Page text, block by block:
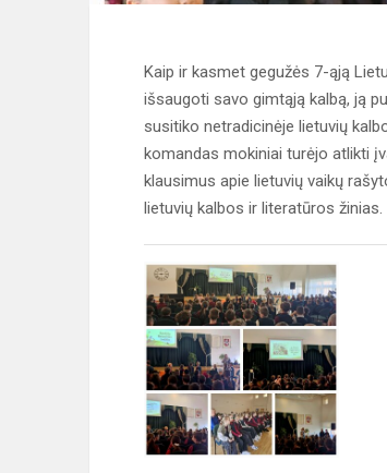
Kaip ir kasmet gegužės 7-ąją
išsaugoti savo gimtąją kalbą, ją
susitiko netradicinėje lietuvių
komandas mokiniai turėjo atlikti
klausimus apie lietuvių vaikų
lietuvių kalbos ir literatūros žinias.